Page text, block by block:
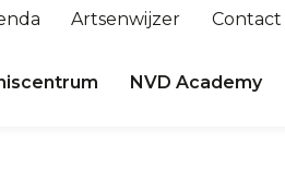
Artsenwijzer Contact
NVD Academy